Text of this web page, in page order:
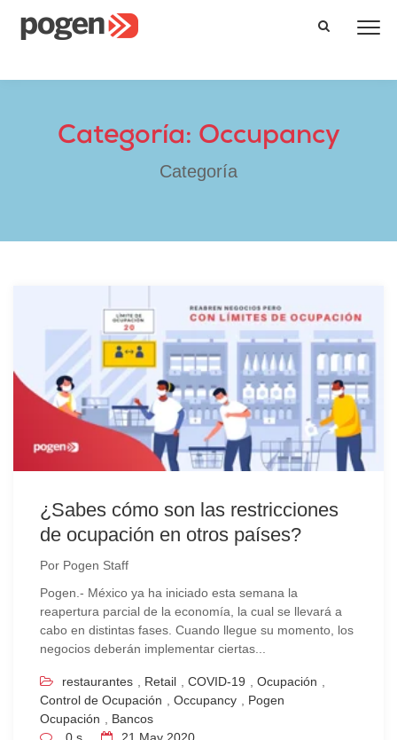
Categoría: Occupancy
Categoría
¿Sabes cómo son las restricciones
de ocupación en otros países?
Por Pogen Staff
Pogen.- México ya ha iniciado esta semana la
reapertura parcial de la economía, la cual se llevará a
cabo en distintas fases. Cuando llegue su momento, los
negocios deberán implementar ciertas...
restaurantes Retail COVID-19 Ocupación
Control de Ocupación
Occupancy
Pogen
Ocupación
Bancos